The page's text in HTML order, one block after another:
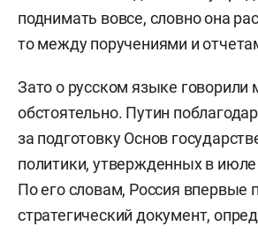
поднимать вовсе, словно она
то между поручениями и
Зато о русском языке говорили
обстоятельно. Путин
за подготовку Основ
политики, утвержденных в
По его словам, Россия впервые
стратегический документ,